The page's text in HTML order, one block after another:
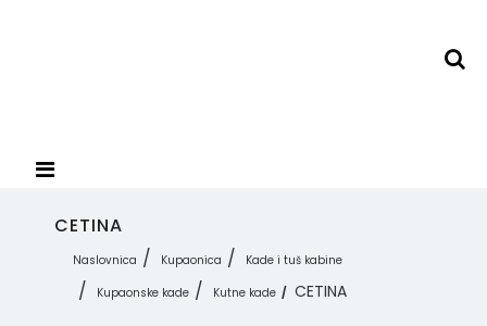
CETINA
Naslovnica Kupaonica
Kade i tuš kabine
Kupaonske kade
Kutne kade CETINA